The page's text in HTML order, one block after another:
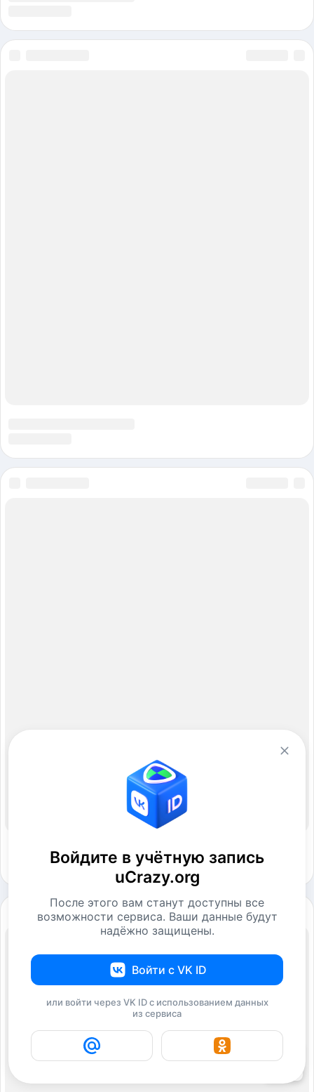
Войдите в учётную запись
uCrazy.org
После этого вам станут доступны все
возможности сервиса. Ваши данные будут
надёжно защищены.
Войти с VK ID
или войти через VK ID с использованием данных
из сервиса